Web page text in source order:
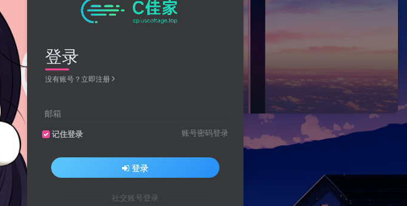
登录
没有账号？立即注册
邮箱
记住登录 账号密码登录
登录
社交账号登录